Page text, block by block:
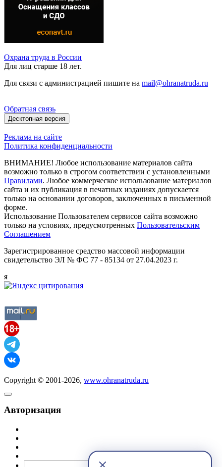
Охрана труда в России
Для лиц старше 18 лет.
Для связи с администрацией пишите на mail@ohranatruda.ru
Обратная связь
Десктопная версия
Реклама на сайте
Политика конфиденциальности
ВНИМАНИЕ! Любое использование материалов сайта
возможно только в строгом соответствии с установленными
Правилами. Любое коммерческое использование материалов
сайта и их публикация в печатных изданиях допускается
только на основании договоров, заключенных в письменной
форме.
Использование Пользователем сервисов сайта возможно
только на условиях, предусмотренных Пользовательским
Соглашением
Зарегистрированное средство массовой информации
свидетельство ЭЛ № ФС 77 - 85134 от 27.04.2023 г.
я
Copyright © 2001-2026, www.ohranatruda.ru
Авторизация